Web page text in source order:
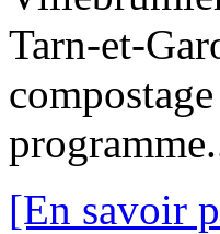
Tarn-et-
[En savoir